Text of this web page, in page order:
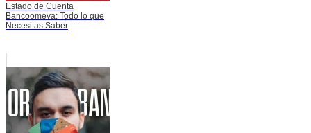
Estado de Cuenta
Bancoomeva: Todo lo que
Necesitas Saber